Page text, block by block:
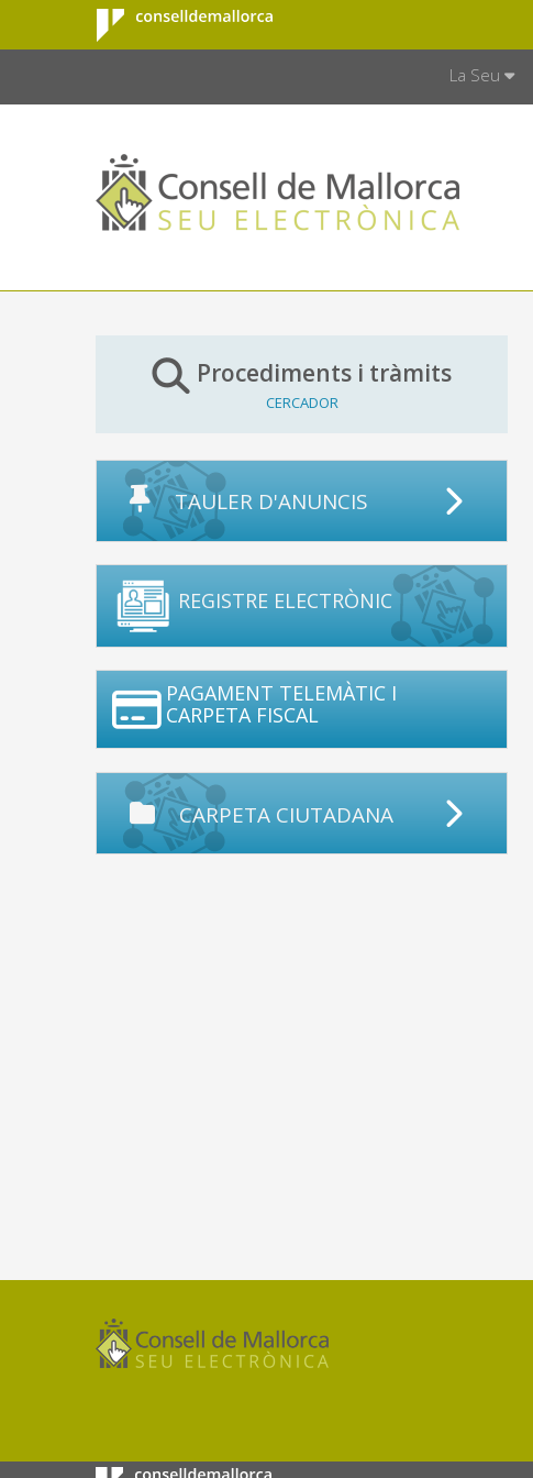
Salta al contingut principal
Consell de
Mallorca
La Seu
Procediments i tràmits
CERCADOR
TAULER D'ANUNCIS
REGISTRE ELECTRÒNIC
PAGAMENT TELEMÀTIC I
CARPETA FISCAL
CARPETA CIUTADANA